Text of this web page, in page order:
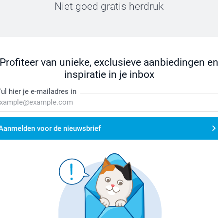
Niet goed gratis herdruk
Profiteer van unieke, exclusieve aanbiedingen en
inspiratie in je inbox
hier je e-mailadres in
voor de nieuwsbrief